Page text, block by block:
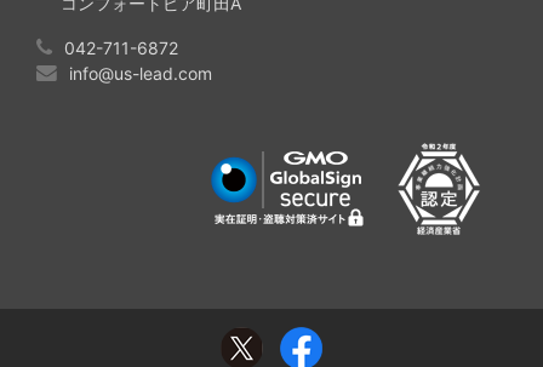
042-711-6872
info@us-lead.com